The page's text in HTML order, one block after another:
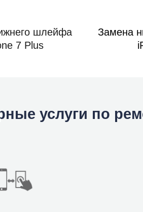
шлейфа
7 Plus
Замена
услуги по